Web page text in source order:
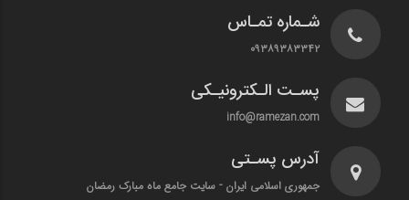
شـماره تمـاس
۰۹۳۸۹۳۸۳۳۴۲
پسـت الـکترونیـکی
info@ramezan.com
آدرس پسـتی
جمهوری اسلامی ایران - سایت جامع ماه مبارک رمضان